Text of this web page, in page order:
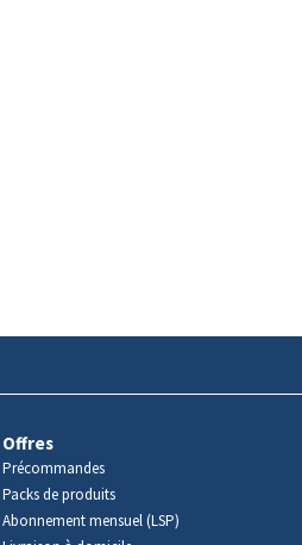
Offres
Précommandes
Packs de produits
Abonnement mensuel (LSP)